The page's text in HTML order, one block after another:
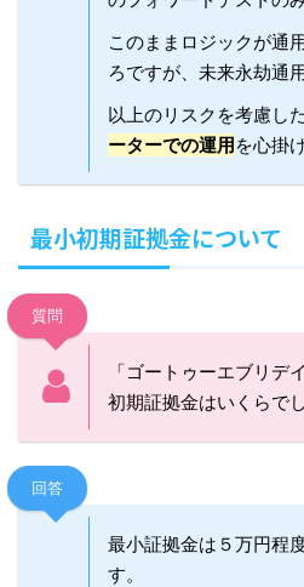
このままロジックが通
ろですが、未来永劫通
以上のリスクを考慮した
ーターでの運用を心掛
最小初期証拠金について
質問
「ゴートゥーエブリデ
初期証拠金はいくらで
回答
最小証拠金は５万円程
す。